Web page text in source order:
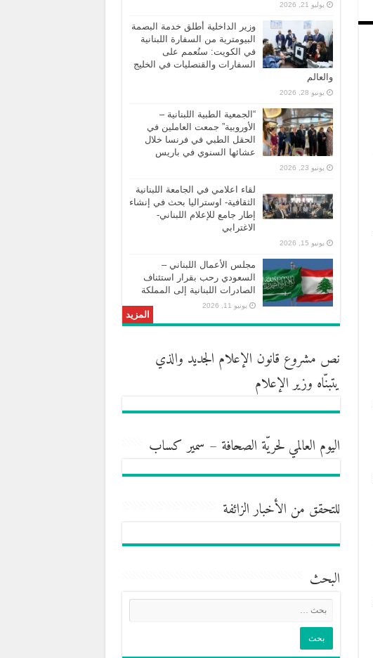
المزيد
يوليو 21, 2026
وزير الداخلية أطلق خدمة البصمة
البيومترية من السفارة اللبنانية
في الكويت: ستُعمم على
السفارات والقنصليات في الخليج
والعالم
يونيو 28, 2026
“الجمعية الطبية اللبنانية –
الأوروبية” جمعت العاملين في
الحقل الطبي في فرنسا خلال
عشائها السنوي في باريس
يونيو 23, 2026
لقاء اعلامي في الجامعة اللبنانية
الثقافية- اوستراليا بحث في إنشاء
إطار جامع للإعلام اللبناني-
الاغترابي
يونيو 15, 2026
مجلس الأعمال اللبناني –
السعودي رحب بقرار استئناف
الصادرات اللبنانية إلى المملكة
يونيو 11, 2026
نص مشروع قانون الإعلام الجديد والذي
يتبنّاه وزير الإعلام
اليوم العالمي لحريّة الصحافة – سمير كساب
للتحقق من الأخبار الزائفة
البحث